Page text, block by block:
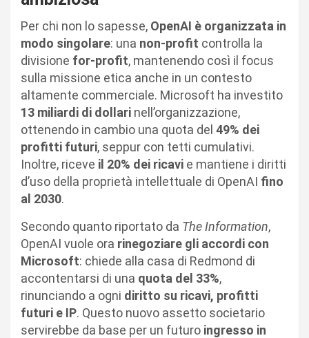
Per chi non lo sapesse, OpenAI è organizzata in
modo singolare: una non-profit controlla la
divisione for-profit, mantenendo così il focus
sulla missione etica anche in un contesto
altamente commerciale. Microsoft ha investito
13 miliardi di dollari nell’organizzazione,
ottenendo in cambio una quota del 49% dei
profitti futuri, seppur con tetti cumulativi.
Inoltre, riceve il 20% dei ricavi e mantiene i diritti
d’uso della proprietà intellettuale di OpenAI fino
al 2030.
Secondo quanto riportato da The Information,
OpenAI vuole ora rinegoziare gli accordi con
Microsoft: chiede alla casa di Redmond di
accontentarsi di una quota del 33%,
rinunciando a ogni diritto su ricavi, profitti
futuri e IP. Questo nuovo assetto societario
servirebbe da base per un futuro ingresso in